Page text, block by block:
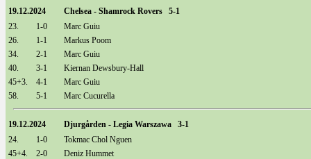
19.12.2024
Chelsea - Shamrock Rovers 5-1
23.
1-0
Marc Guiu
26.
1-1
Markus Poom
34.
2-1
Marc Guiu
40.
3-1
Kiernan Dewsbury-Hall
45+3.
4-1
Marc Guiu
58.
5-1 Marc Cucurella
19.12.2024
Djurgården - Legia Warszawa 3-1
24.
1-0
Tokmac Chol Nguen
45+4.
2-0
Deniz Hummet